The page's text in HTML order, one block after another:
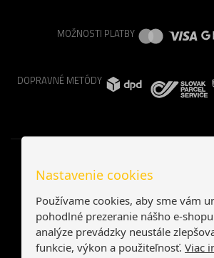
MOŽNOSTI PLATBY
DOPRAVNÉ METÓDY
Nastavenie cookies
Používame cookies, aby sme vám
pohodlné prezeranie nášho e-
analýze prevádzky neustále
funkcie, výkon a použiteľnosť. Viac